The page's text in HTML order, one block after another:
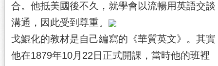
合。他抵美國後不久，就學會以流暢用英語交談
溝通，因此受到尊重。
戈鯤化的教材是自己編寫的《華質英文》。其實
他在1879年10月22日正式開課，當時他的班裡